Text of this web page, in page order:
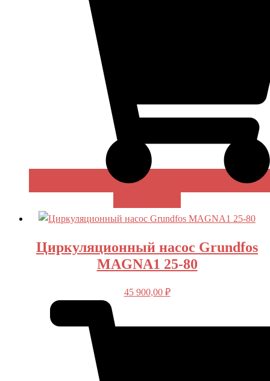
Циркуляционный насос Grundfos
MAGNA1 25-80
45 900,00 ₽